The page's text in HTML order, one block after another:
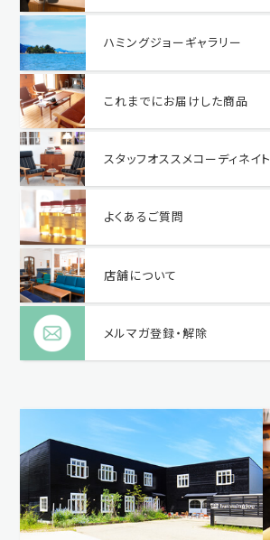
ハミングジョーギャラリー
これまでにお届けした商品
スタッフオススメコーディネイト
よくあるご質問
店舗について
メルマガ登録・解除